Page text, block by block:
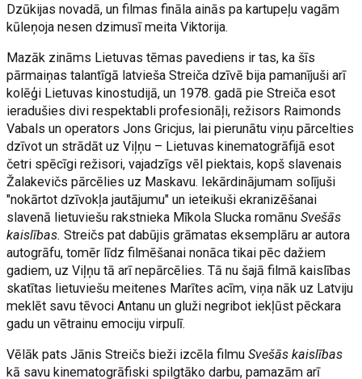
Dzūkijas novadā, un filmas fināla ainās pa kartupeļu vagām
kūleņoja nesen dzimusī meita Viktorija.
Mazāk zināms Lietuvas tēmas pavediens ir tas, ka šīs
pārmaiņas talantīgā latvieša Streiča dzīvē bija pamanījuši arī
kolēģi Lietuvas kinostudijā, un 1978. gadā pie Streiča esot
ieradušies divi respektabli profesionāļi, režisors Raimonds
Vabals un operators Jons Gricjus, lai pierunātu viņu pārcelties
dzīvot un strādāt uz Viļņu – Lietuvas kinematogrāfijā esot
četri spēcīgi režisori, vajadzīgs vēl piektais, kopš slavenais
Žalakevičs pārcēlies uz Maskavu. Iekārdinājumam solījuši
"nokārtot dzīvokļa jautājumu" un ieteikuši ekranizēšanai
slavenā lietuviešu rakstnieka Mīkola Slucka romānuSvešās
kaislības. Streičs pat dabūjis grāmatas eksemplāru ar autora
autogrāfu, tomēr līdz filmēšanai nonāca tikai pēc dažiem
gadiem, uz Viļņu tā arī nepārcēlies. Tā nu šajā filmā kaislības
skatītas lietuviešu meitenes Marītes acīm, viņa nāk uz Latviju
meklēt savu tēvoci Antanu un gluži negribot iekļūst pēckara
gadu un vētrainu emociju virpulī.
Vēlāk pats Jānis Streičs bieži izcēla filmuSvešās kaislības
kā savu kinematogrāfiski spilgtāko darbu, pamazām arī